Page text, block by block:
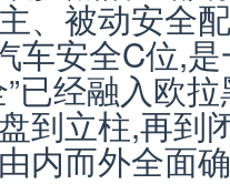
、被动安全
车安全C位,
已经融入欧
到立柱,再到
内而外全面